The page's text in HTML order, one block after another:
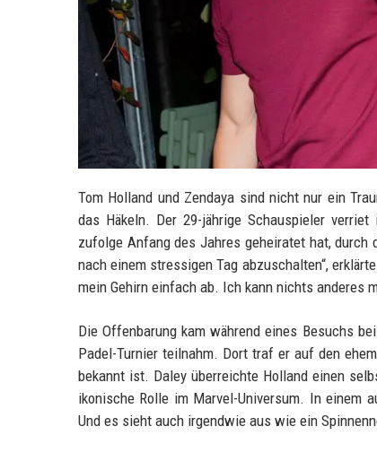
Tom Holland und Zendaya sind nicht nur ein
das Häkeln. Der 29-jährige Schauspieler
zufolge Anfang des Jahres geheiratet hat,
nach einem stressigen Tag abzuschalten“,
mein Gehirn einfach ab. Ich kann nichts anderes
Die Offenbarung kam während eines Besuchs
Padel-Turnier teilnahm. Dort traf er auf den
bekannt ist. Daley überreichte Holland einen
ikonische Rolle im Marvel-Universum. In einem
Und es sieht auch irgendwie aus wie ein